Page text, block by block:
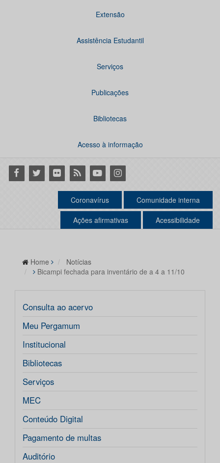
Extensão
Assistência Estudantil
Serviços
Publicações
Bibliotecas
Acesso à informação
Facebook
Twitter Flickr RSS YoutubeInstagram
Coronavírus Comunidade interna
Ações afirmativas Acessibilidade
Home
Notícias
Bicampi fechada para inventário de a 4 a 11/10
Consulta ao acervo
Meu Pergamum
Institucional
Bibliotecas
Serviços
MEC
Conteúdo Digital
Pagamento de multas
Auditório